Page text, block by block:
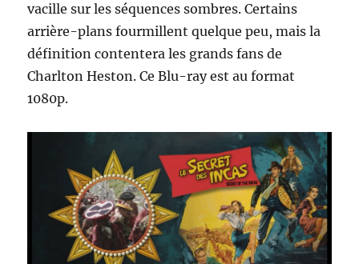
vacille sur les séquences sombres. Certains
arrière-plans fourmillent quelque peu, mais la
définition contentera les grands fans de
Charlton Heston. Ce Blu-ray est au format
1080p.